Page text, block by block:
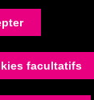
Partenaires
partenaires
partenaire
Connexion
facultatifs